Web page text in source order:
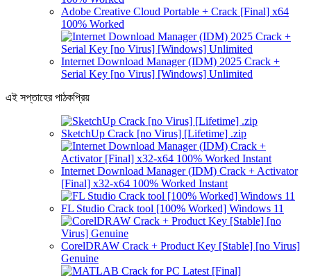
Adobe Creative Cloud Portable + Crack [Final] x64
100% Worked
Internet Download Manager (IDM) 2025 Crack +
Serial Key [no Virus] [Windows] Unlimited
এই সপ্তাহের পাঠকপ্রিয়
SketchUp Crack [no Virus] [Lifetime] .zip
Internet Download Manager (IDM) Crack + Activator
[Final] x32-x64 100% Worked Instant
FL Studio Crack tool [100% Worked] Windows 11
CorelDRAW Crack + Product Key [Stable] [no Virus]
Genuine